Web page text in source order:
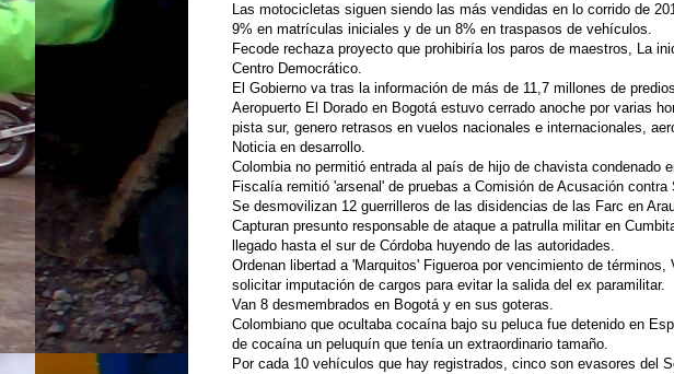
Las motocicletas siguen siendo las más vendidas en lo corrido de
9% en matrículas iniciales y de un 8% en traspasos de vehículos.
Fecode rechaza proyecto que prohibiría los paros de maestros, La
Centro Democrático.
El Gobierno va tras la información de más de 11,7 millones de
Aeropuerto El Dorado en Bogotá estuvo cerrado anoche por varias
pista sur, genero retrasos en vuelos nacionales e internacionales,
Noticia en desarrollo.
Colombia no permitió entrada al país de hijo de chavista condenado
Fiscalía remitió 'arsenal' de pruebas a Comisión de Acusación contra
Se desmovilizan 12 guerrilleros de las disidencias de las Farc en
Capturan presunto responsable de ataque a patrulla militar en
llegado hasta el sur de Córdoba huyendo de las autoridades.
Ordenan libertad a 'Marquitos' Figueroa por vencimiento de
solicitar imputación de cargos para evitar la salida del ex paramilitar.
Van 8 desmembrados en Bogotá y en sus goteras.
Colombiano que ocultaba cocaína bajo su peluca fue detenido en
de cocaína un peluquín que tenía un extraordinario tamaño.
Por cada 10 vehículos que hay registrados, cinco son evasores del